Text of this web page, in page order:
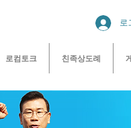
로
로컴토크 친족상도례